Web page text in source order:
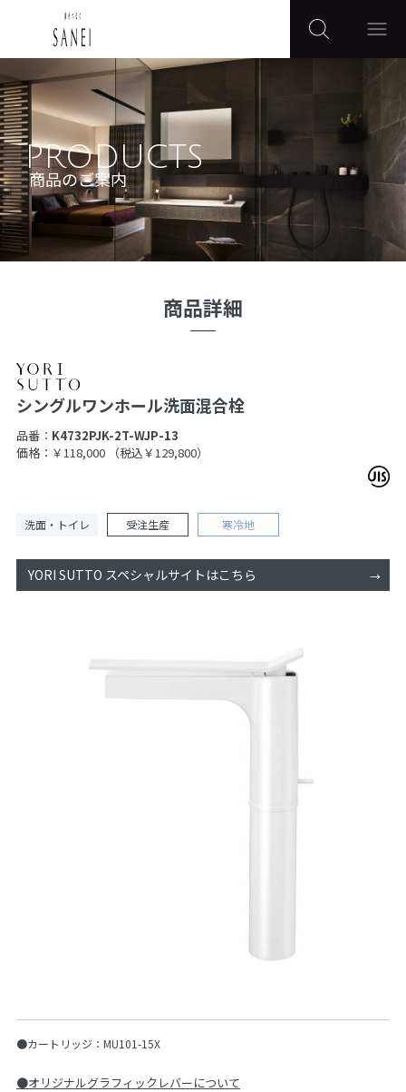
PRODUCTS
商品のご案内
商品詳細
シングルワンホール洗面混合栓
品番： K4732PJK-2T-WJP-13
価格：￥118,000
（税込￥129,800）
洗面・トイレ 受注生産 寒冷地
YORI SUTTO スペシャルサイトはこちら
●カートリッジ：MU101-15X
●オリジナルグラフィックレバーについて